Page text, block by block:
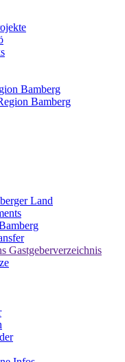
Bamberg
Bamberg
Land
Gastgeberverzeichnis